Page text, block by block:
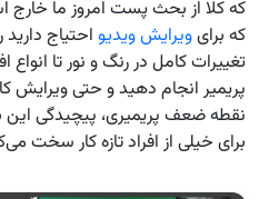
که کلا از بحث پست امروز ما خارج
که برایویرایش ویدیو احتیاج دارید
تغییرات کامل در رنگ و نور تا
پریمیر انجام دهید و حتی ویرایش
نقطه ضعف پریمیری، پیچیدگی این
برای خیلی از افراد تازه کار سخت